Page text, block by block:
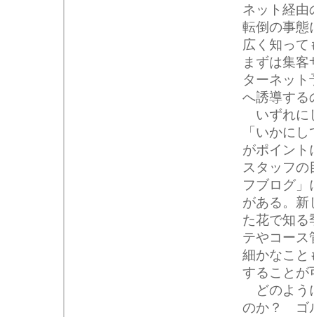
ネット経由
転倒の事態
広く知っ
まずは集
ターネッ
へ誘導する
いずれに
「いかに
がポイント
スタッフ
フブログ
がある。新
た花で知る
テやコース
細かなこと
することが
どのよう
のか？ ゴ